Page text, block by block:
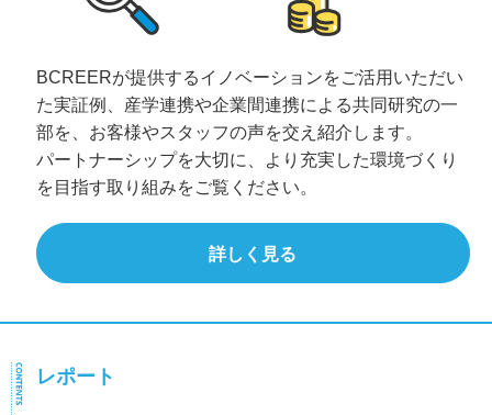
BCREERが提供するイノベーションをご活用いただい
た実証例、産学連携や企業間連携による共同研究の一
部を、お客様やスタッフの声を交え紹介します。
パートナーシップを大切に、より充実した環境づくり
を目指す取り組みをご覧ください。
詳しく見る
レポート